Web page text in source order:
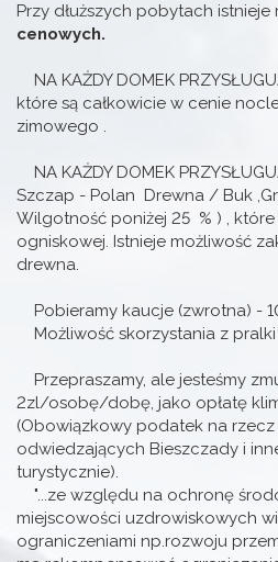
Przy dłuższych pobytach istnieje
cenowych.
NA KAŻDY DOMEK
które są całkowicie w cenie
zimowego .
NA KAŻDY DOMEK
Szczap - Polan Drewna / Buk
Wilgotność poniżej 25 % ) ,
ogniskowej. Istnieje możliwość
drewna.
Pobieramy kaucje (zwrotna) -
Możliwość skorzystania z
Przepraszamy, ale jesteśmy
2zl/osobę/dobę, jako opłatę
(Obowiązkowy podatek na
odwiedzających Bieszczady i
turystycznie).
"...ze względu na ochronę
miejscowości uzdrowiskowych
ograniczeniami np.rozwoju